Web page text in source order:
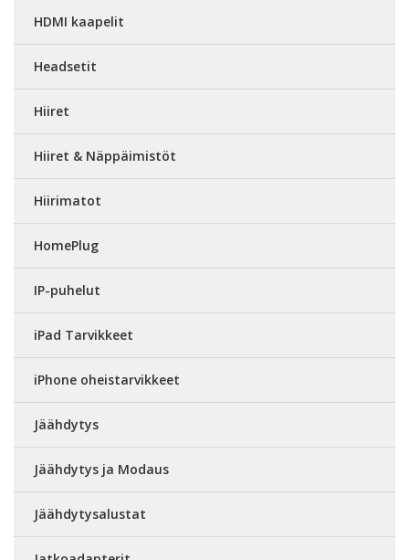
HDMI kaapelit
Headsetit
Hiiret
Hiiret & Näppäimistöt
Hiirimatot
HomePlug
IP-puhelut
iPad Tarvikkeet
iPhone oheistarvikkeet
Jäähdytys
Jäähdytys ja Modaus
Jäähdytysalustat